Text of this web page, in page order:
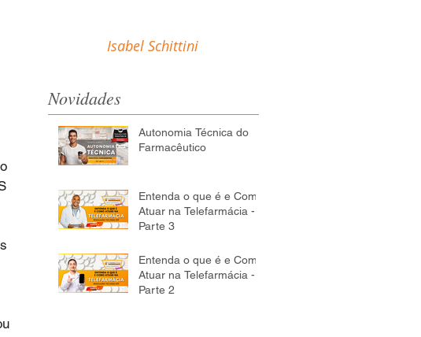
Isabel Schittini
Novidades
Autonomia Técnica do
Farmacêutico
Entenda o que é e Como
Atuar na Telefarmácia -
Parte 3
Entenda o que é e Como
Atuar na Telefarmácia -
Parte 2